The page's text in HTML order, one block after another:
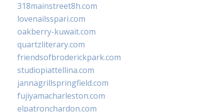
318mainstreet8h.com
lovenailsspari.com
oakberry-kuwait.com
quartzliterary.com
friendsofbroderickpark.com
studiopiattellina.com
jannagrillspringfield.com
fujiyamacharleston.com
elpatronchardon.com